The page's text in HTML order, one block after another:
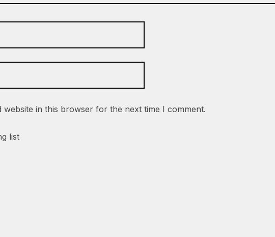
website in this browser for the next time I comment.
list